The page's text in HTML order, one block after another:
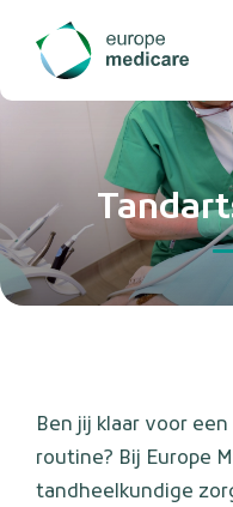
Ben jij klaar voor
routine? Bij Europe
tandheelkundige